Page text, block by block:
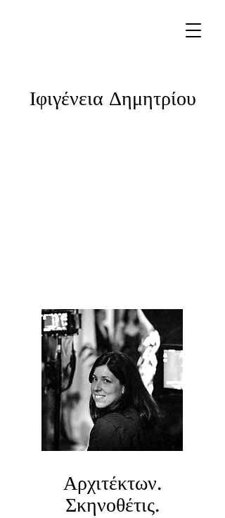
Ιφιγένεια Δημητρίου
Αρχιτέκτων.
Σκηνοθέτις.